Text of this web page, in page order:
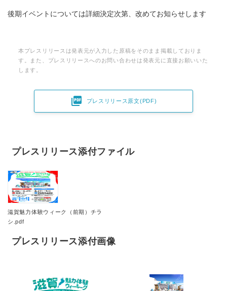
後期イベントについては詳細決定次第、改めてお知らせします
本プレスリリースは発表元が入力した原稿をそのまま掲載しておりま
す。また、プレスリリースへのお問い合わせは発表元に直接お願いいた
します。
 プレスリリース原文(PDF)
プレスリリース添付ファイル
滋賀魅力体験ウィーク（前期）チラ
シ.pdf
プレスリリース添付画像